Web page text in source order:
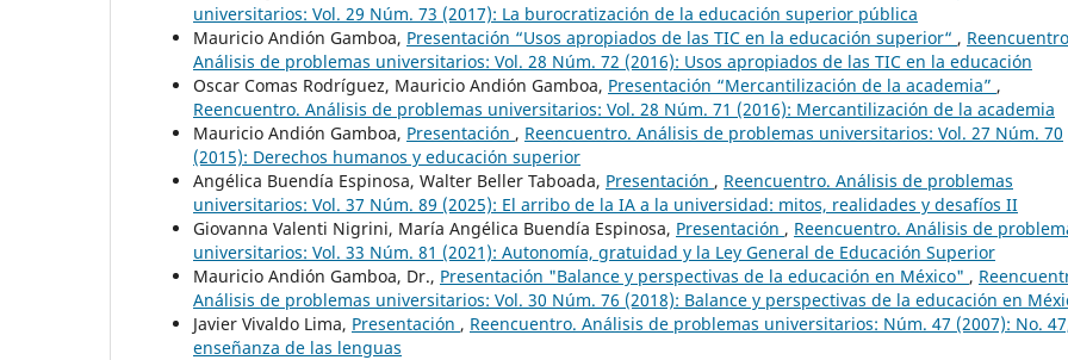
universitarios: Vol. 29 Núm. 73 (2017): La burocratización de la educación superior pública
Mauricio Andión Gamboa, Presentación “Usos apropiados de las TIC en la educación superior“ ,
Análisis de problemas universitarios: Vol. 28 Núm. 72 (2016): Usos apropiados de las TIC en la educación
Oscar Comas Rodríguez, Mauricio Andión Gamboa, Presentación “Mercantilización de la academia” ,
Reencuentro. Análisis de problemas universitarios: Vol. 28 Núm. 71 (2016): Mercantilización de la academia
Mauricio Andión Gamboa, Presentación , Reencuentro. Análisis de problemas universitarios: Vol. 27 Núm. 70
(2015): Derechos humanos y educación superior
Angélica Buendía Espinosa, Walter Beller Taboada, Presentación , Reencuentro. Análisis de problemas
universitarios: Vol. 37 Núm. 89 (2025): El arribo de la IA a la universidad: mitos, realidades y desafíos II
Giovanna Valenti Nigrini, María Angélica Buendía Espinosa, Presentación , Reencuentro. Análisis de
universitarios: Vol. 33 Núm. 81 (2021): Autonomía, gratuidad y la Ley General de Educación Superior
Mauricio Andión Gamboa, Dr., Presentación "Balance y perspectivas de la educación en México" ,
Análisis de problemas universitarios: Vol. 30 Núm. 76 (2018): Balance y perspectivas de la educación en
Javier Vivaldo Lima, Presentación , Reencuentro. Análisis de problemas universitarios: Núm. 47 (2007): No.
enseñanza de las lenguas